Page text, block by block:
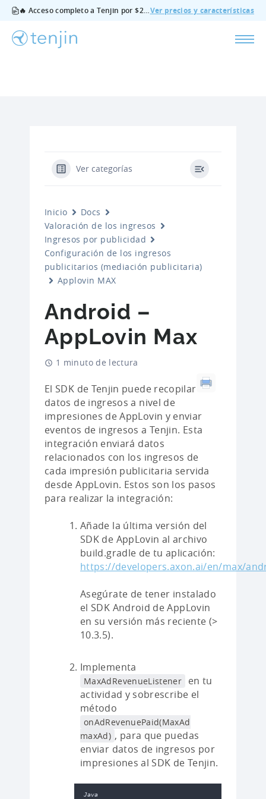
🔥 Acceso completo a Tenjin por $200/mes - todas las funciones, sin complementos, cancela cuando quieras.Ver precios y características
Ver categorías
Inicio
Docs
Valoración de los ingresos
Ingresos por publicidad
Configuración de los ingresos
publicitarios (mediación publicitaria)
Applovin MAX
Android –
AppLovin Max
1 minuto de lectura
El SDK de Tenjin puede recopilar
datos de ingresos a nivel de
impresiones de AppLovin y enviar
eventos de ingresos a Tenjin. Esta
integración enviará datos
relacionados con los ingresos de
cada impresión publicitaria servida
desde AppLovin. Estos son los pasos
para realizar la integración:
Añade la última versión del
SDK de AppLovin al archivo
build.gradle de tu aplicación:
https://developers.axon.ai/en/max/
Asegúrate de tener instalado
el SDK Android de AppLovin
en su versión más reciente (>
10.3.5).
Implementa
MaxAdRevenueListener
en tu
actividad y sobrescribe el
método
onAdRevenuePaid(MaxAd
maxAd) , para que puedas
enviar datos de ingresos por
impresiones al SDK de Tenjin.
Java